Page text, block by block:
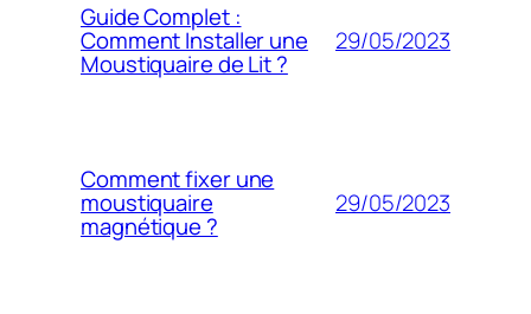
Guide Complet :
Comment Installer une
Moustiquaire de Lit ?
29/05/2023
Comment fixer une
moustiquaire
magnétique ?
29/05/2023